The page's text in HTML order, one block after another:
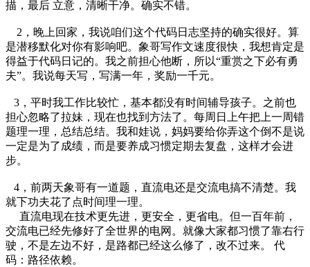
描，最后 立意，清晰干净。确实不错。
2，晚上回家，我说咱们这个代码日志坚持的确实很好。算
是潜移默化对你有影响吧。象哥写作文速度很快，我想肯定是
得益于代码日记的。我之前担心他断，所以“重赏之下必有勇
夫”。我说每天写，写满一年，奖励一千元。
3，平时我工作比较忙，基本都没有时间辅导孩子。之前也
担心忽略了拉妹，现在也找到方法了。每周日上午把上一周错
题理一理，总结总结。我和娃说，妈妈要给你弄这个倒不是说
一定是为了成绩，而是要养成习惯定期去复盘，这样才会进
步。
4，前两天象哥有一道题，直流电还是交流电搞不清楚。我
就下功夫花了点时间理一理。
直流电现在技术更先进，更安全，更省电。但一百年前，
交流电已经先修好了全世界的电网。就像大家都习惯了靠右行
驶，不是左边不好，是路都已经这么修了，改不过来。 代
码：路径依赖。